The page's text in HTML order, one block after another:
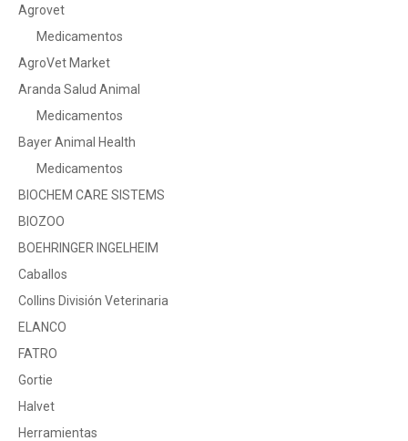
Agrovet
Medicamentos
AgroVet Market
Aranda Salud Animal
Medicamentos
Bayer Animal Health
Medicamentos
BIOCHEM CARE SISTEMS
BIOZOO
BOEHRINGER INGELHEIM
Caballos
Collins División Veterinaria
ELANCO
FATRO
Gortie
Halvet
Herramientas